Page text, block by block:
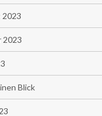
2023
Blick